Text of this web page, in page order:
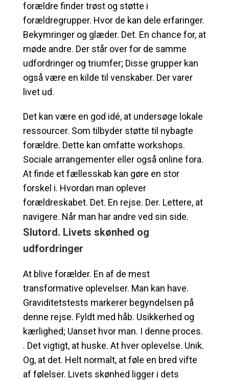
forældre finder trøst og støtte i
forældregrupper. Hvor de kan dele erfaringer.
Bekymringer og glæder. Det. En chance for, at
møde andre. Der står over for de samme
udfordringer og triumfer; Disse grupper kan
også være en kilde til venskaber. Der varer
livet ud.
Det kan være en god idé, at undersøge lokale
ressourcer. Som tilbyder støtte til nybagte
forældre. Dette kan omfatte workshops.
Sociale arrangementer eller også online fora.
At finde et fællesskab kan gøre en stor
forskel i. Hvordan man oplever
forældreskabet. Det. En rejse. Der. Lettere, at
navigere. Når man har andre ved sin side.
Slutord. Livets skønhed og
udfordringer
At blive forælder. En af de mest
transformative oplevelser. Man kan have.
Graviditetstests markerer begyndelsen på
denne rejse. Fyldt med håb. Usikkerhed og
kærlighed; Uanset hvor man. I denne proces.
. Det vigtigt, at huske. At hver oplevelse. Unik.
Og, at det. Helt normalt, at føle en bred vifte
af følelser. Livets skønhed ligger i dets